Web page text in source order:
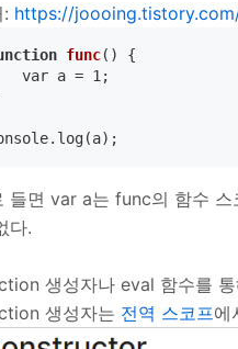
https://
func() {
a = 1;
들면 var a는 func의 함수
다.
생성자나 eval 함수를
생성자는 전역 스코프에